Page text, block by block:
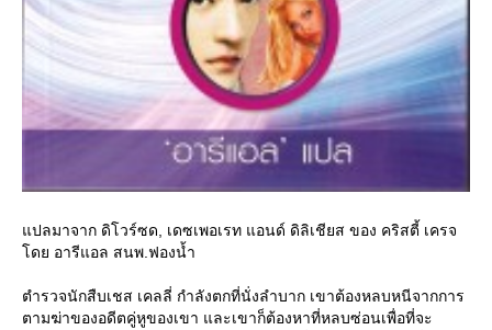
ปลมาจาก ดิโวร์ซด, เดซเพอเรท แอนด์ ดิลิเชียส ของ คริสตี้ เครจ
ดย อารีแอล สนพ.ฟองน้ำ
ตำรวจนักสืบเชส เคลลี่ กำลังตกที่นั่งลำบาก เขาต้องหลบหนีจากการ
ตามฆ่าของอดีตคู่หูของเขา และเขาก็ต้องหาที่หลบซ่อนเพื่อที่จะ